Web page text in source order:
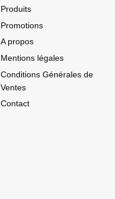
Produits
Promotions
A propos
Mentions légales
Conditions Générales de
Ventes
Contact